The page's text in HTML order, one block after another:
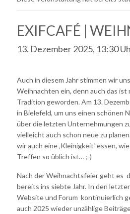
EXIFCAFÉ |
13. Dezember 2025, 13:30
Auch in diesem Jahr stimmen wir
Weihnachten ein, denn auch das
Tradition geworden. Am 13.
in Bielefeld, um uns einen schönen
über die letzten Unternehmungen
vielleicht auch schon neue zu
wir auch eine ‚Kleinigkeit‘ essen,
Treffen so üblich ist… ;-)
Nach der Weihnachtsfeier geht es
bereits ins siebte Jahr. In den
Website und Forum kontinuierlich
auch 2025 wieder unzählige